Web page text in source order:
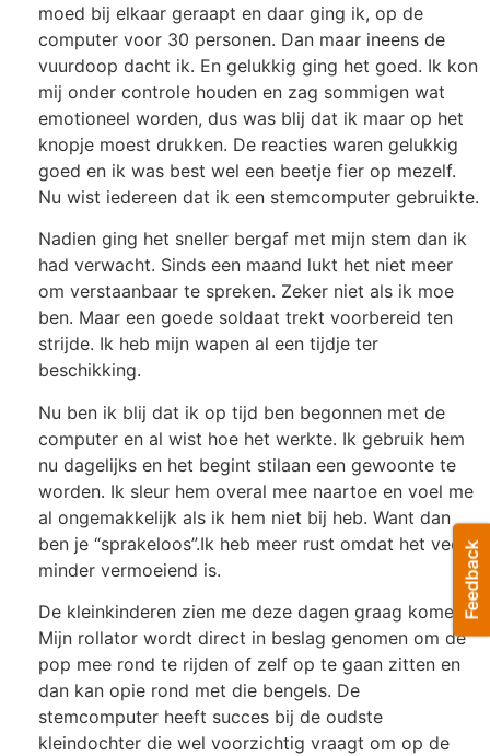
moed bij elkaar geraapt en daar ging ik, op de
computer voor 30 personen. Dan maar ineens de
vuurdoop dacht ik. En gelukkig ging het goed. Ik kon
mij onder controle houden en zag sommigen wat
emotioneel worden, dus was blij dat ik maar op het
knopje moest drukken. De reacties waren gelukkig
goed en ik was best wel een beetje fier op mezelf.
Nu wist iedereen dat ik een stemcomputer gebruikte.
Nadien ging het sneller bergaf met mijn stem dan ik
had verwacht. Sinds een maand lukt het niet meer
om verstaanbaar te spreken. Zeker niet als ik moe
ben. Maar een goede soldaat trekt voorbereid ten
strijde. Ik heb mijn wapen al een tijdje ter
beschikking.
Nu ben ik blij dat ik op tijd ben begonnen met de
computer en al wist hoe het werkte. Ik gebruik hem
nu dagelijks en het begint stilaan een gewoonte te
worden. Ik sleur hem overal mee naartoe en voel me
al ongemakkelijk als ik hem niet bij heb. Want dan
ben je “sprakeloos”.Ik heb meer rust omdat het veel
minder vermoeiend is.
De kleinkinderen zien me deze dagen graag komen.
Mijn rollator wordt direct in beslag genomen om de
pop mee rond te rijden of zelf op te gaan zitten en
dan kan opie rond met die bengels. De
stemcomputer heeft succes bij de oudste
kleindochter die wel voorzichtig vraagt om op de